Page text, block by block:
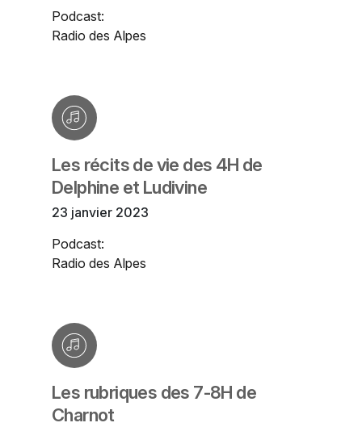
Podcast:
Radio des Alpes
Les récits de vie des 4H de
Delphine et Ludivine
23 janvier 2023
Podcast:
Radio des Alpes
Les rubriques des 7-8H de
Charnot